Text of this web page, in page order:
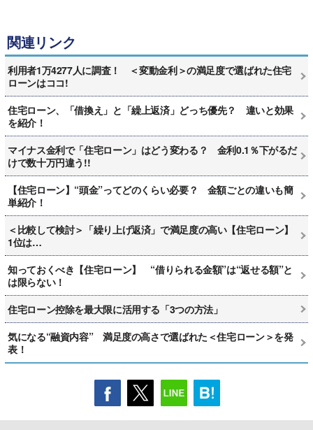
関連リンク
利用者1万4277人に調査！ ＜変動金利＞の満足度で選ばれた住宅
ローンはココ!
住宅ローン、「借換え」と「繰上返済」どっち優先？ 違いと効果
を紹介！
マイナス金利で「住宅ローン」はどう変わる？ 金利0.1％下がるだ
けで数十万円違う!!
【住宅ローン】“頭金”ってどのくらい必要？ 金額ごとの違いも簡
単紹介！
＜比較して検討＞「繰り上げ返済」で満足度の高い【住宅ローン】
1位は…
知っておくべき【住宅ローン】 “借りられる金額”は“返せる額”と
は限らない！
住宅ローン控除を最大限に活用する「3つの方法」
気になる“融資内容” 満足度の高さで選ばれた＜住宅ローン＞を発
表！